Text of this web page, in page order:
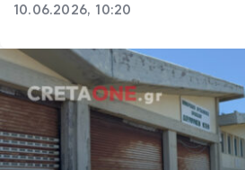
10.06.2026, 10:20